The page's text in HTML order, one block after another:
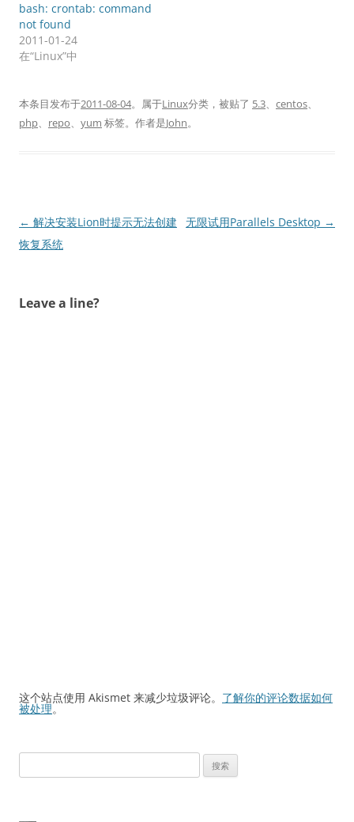
bash: crontab: command
not found
2011-01-24
在“Linux”中
本条目发布于2011-08-04。属于Linux分类，被贴了 5.3、 centos、
php、 repo、 yum 标签。 作者是John。
文
章
← 解决安装Lion时提示无法创建
恢复系统
无限试用Parallels Desktop →
Leave a line?
这个站点使用 Akismet 来减少垃圾评论。 了解你的评论数据如何
被处理。
索：